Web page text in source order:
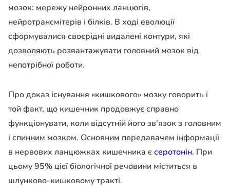
мозок: мережу нейронних ланцюгів,
нейротрансмітерів і білків. В ході еволюції
сформувалися своєрідні видалені контури, які
дозволяють розвантажувати головний мозок від
непотрібної роботи.
Про доказ існування «кишкового» мозку говорить і
той факт, що кишечник продовжує справно
функціонувати, коли відсутній його зв’язок з головним
і спинним мозком. Основним передавачем інформації
в нервових ланцюжках кишечника єсеротонін. При
цьому 95% цієї біологічної речовини міститься в
шлунково-кишковому тракті.